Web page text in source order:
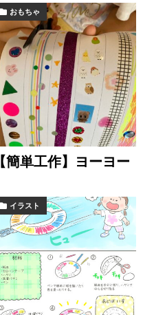
おもちゃ
【簡単工作】ヨーヨー
イラスト